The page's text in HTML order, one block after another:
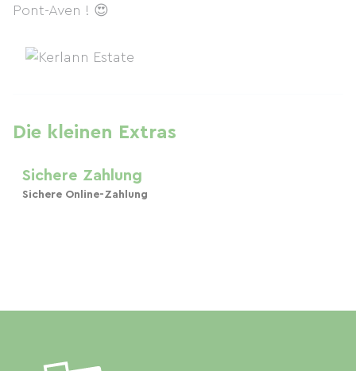
Pont-Aven ! 😍
Die kleinen Extras
Sichere Zahlung
Sichere Online-Zahlung